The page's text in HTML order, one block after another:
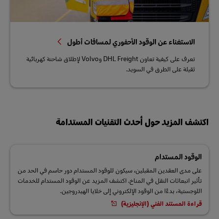
الاستغناء عن الوقود الأحفوري لمسافات أطول
تعرف على كيفية تعاون DHL Freight وVolvo لإطلاق شاحنة كهربائية
ثقيلة على الطرق في السويد.
اكتشف المزيد حول أحدث التقنيات المستدامة
الوقود المستدام
على مدى العقدين المقبلين، سيكون للوقود المستدام دور حاسم في الحد من
تأثير انبعاثات النقل في المناخ. اكتشف المزيد عن الوقود المستدام للخدمات
اللوجستية، بدءًا من الوقود الإلكتروني إلى خلايا الهيدروجين.
قراءة المستند الفني (الإنجليزية)